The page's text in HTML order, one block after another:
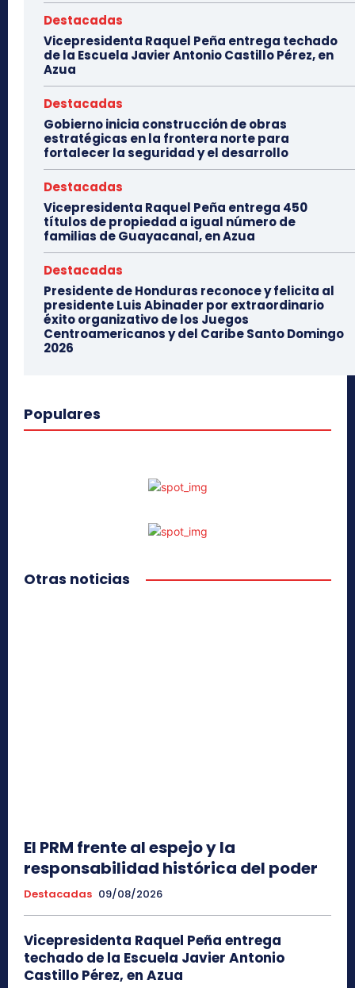
Destacadas
Vicepresidenta Raquel Peña entrega techado
de la Escuela Javier Antonio Castillo Pérez, en
Azua
Destacadas
Gobierno inicia construcción de obras
estratégicas en la frontera norte para
fortalecer la seguridad y el desarrollo
Destacadas
Vicepresidenta Raquel Peña entrega 450
títulos de propiedad a igual número de
familias de Guayacanal, en Azua
Destacadas
Presidente de Honduras reconoce y felicita al
presidente Luis Abinader por extraordinario
éxito organizativo de los Juegos
Centroamericanos y del Caribe Santo Domingo
2026
Populares
Otras noticias
El PRM frente al espejo y la
responsabilidad histórica del poder
Destacadas 09/08/2026
Vicepresidenta Raquel Peña entrega
techado de la Escuela Javier Antonio
Castillo Pérez, en Azua